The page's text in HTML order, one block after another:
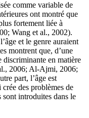
comme variable de
ont montré que
fortement liée à
Wang et al., 2002).
et le genre auraient
montrent que, d’une
discriminante en matière
2006; Al-Ajmi, 2006;
part, l’âge est
des problèmes de
introduites dans le